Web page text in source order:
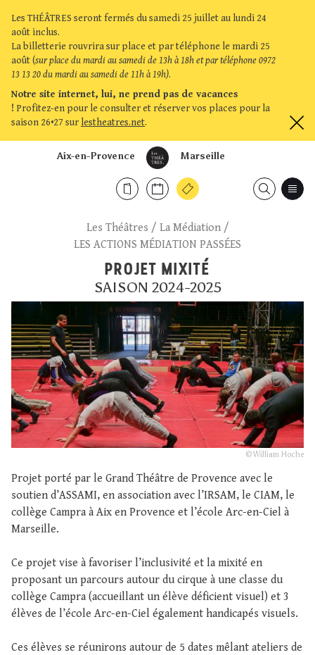
Les THÉÂTRES seront fermés du samedi 25 juillet au lundi 24
août inclus.
La billetterie rouvrira sur place et par téléphone le mardi 25
août (sur place du mardi au samedi de 13h à 18h et par téléphone 0972
13 13 20 du mardi au samedi de 11h à 19h).
Notre site internet, lui, ne prend pas de vacances
! Profitez-en pour le consulter et réserver vos places pour la
saison 26•27 sur lestheatres.net.
Marseille
Aix-en-Provence
Les Théâtres / La Médiation /
LES ACTIONS MÉDIATION PASSÉES
PROJET MIXITÉ
SAISON 2024-2025
© William Hoche
Projet porté par le Grand Théâtre de Provence avec le
soutien d’ASSAMI, en association avec l’IRSAM, le CIAM, le
collège Campra à Aix en Provence et l’école Arc-en-Ciel à
Marseille.
Ce projet vise à favoriser l’inclusivité et la mixité en
proposant un parcours autour du cirque à une classe du
collège Campra (accueillant un élève déficient visuel) et 3
élèves de l’école Arc-en-Ciel également handicapés visuels.
Ces élèves se réunirons autour de 5 dates mêlant ateliers de